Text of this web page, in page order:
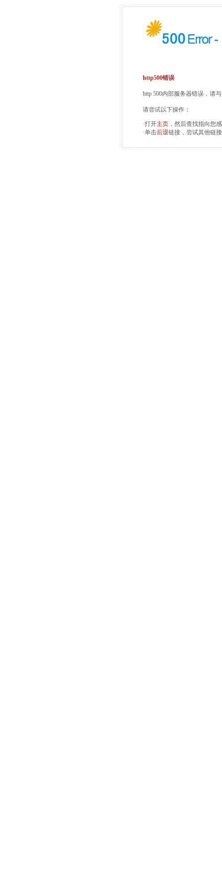
http500错误
http 500内部服务器错误，请
请尝试以下操作：
·打开主页 ，然后查找指向您
·单击后退链接，尝试其他链